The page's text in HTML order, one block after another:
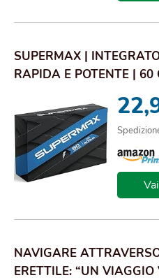
SUPERMAX |
RAPIDA E POTENTE |
NAVIGARE
ERETTILE: “UN